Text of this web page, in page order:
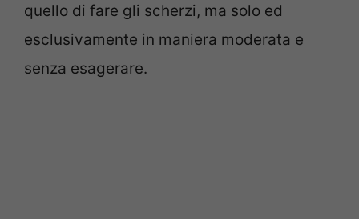
quello di fare gli scherzi, ma solo ed
esclusivamente in maniera moderata e
senza esagerare.